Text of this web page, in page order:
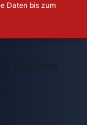
Daten bis zum
10222